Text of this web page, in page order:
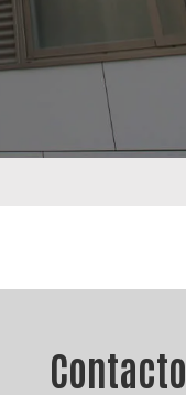
Contacto